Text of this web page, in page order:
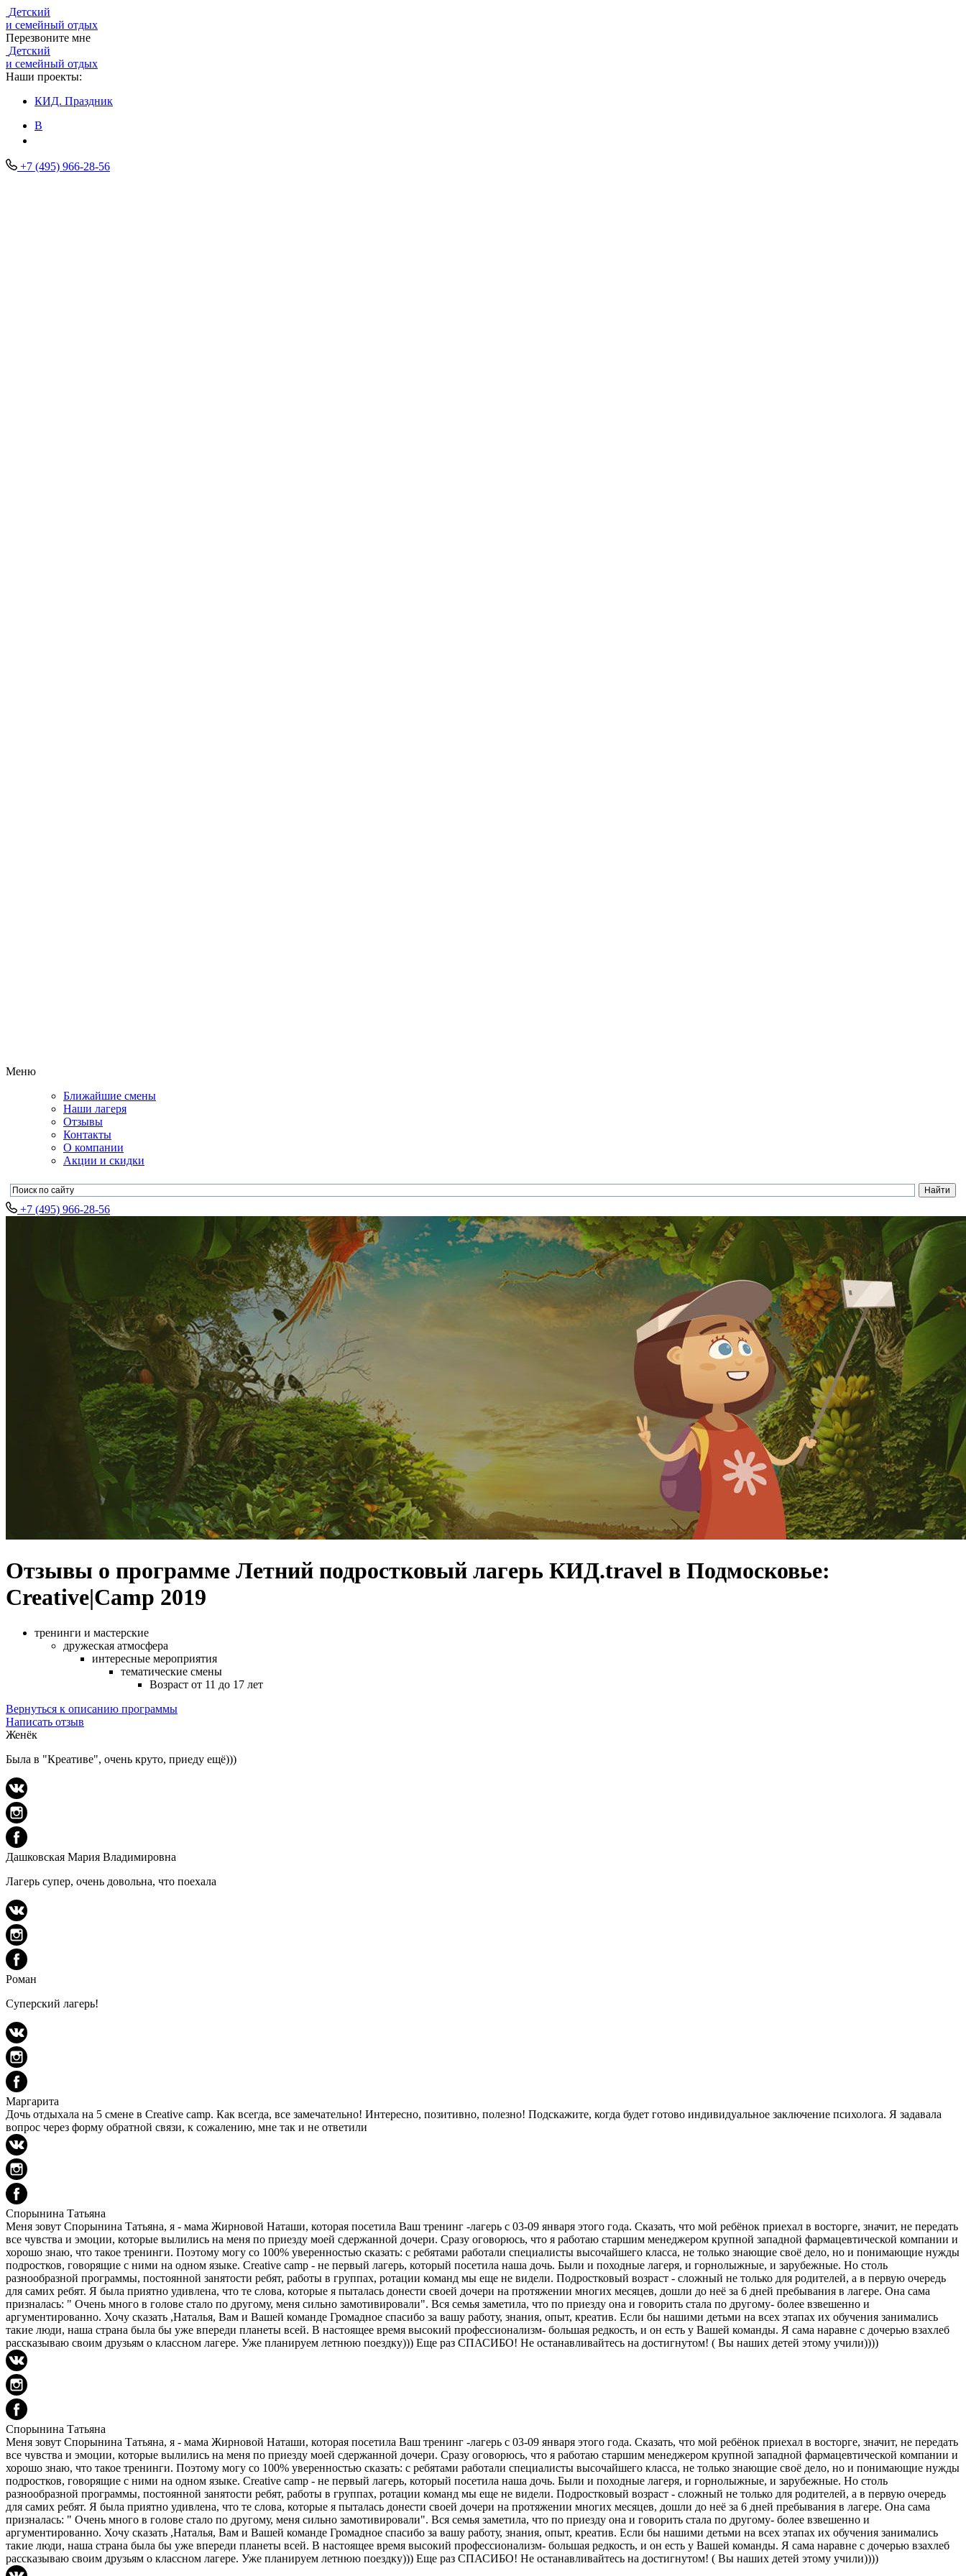
Детский
и семейный отдых
Перезвоните мне
Детский
и семейный отдых
Наши проекты:
КИД. Праздник
В
+7 (495) 966-28-56
Меню
Ближайшие смены
Наши лагеря
Отзывы
Контакты
О компании
Акции и скидки
+7 (495) 966-28-56
Отзывы о программе Летний подростковый лагерь КИД.travel в Подмосковье:
Creative|Camp 2019
тренинги и мастерские
дружеская атмосфера
интересные мероприятия
тематические смены
Возраст от 11 до 17 лет
Вернуться к описанию программы
Написать отзыв
Женёк
Была в "Креативе", очень круто, приеду ещё)))
Дашковская Мария Владимировна
Лагерь супер, очень довольна, что поехала
Роман
Суперский лагерь!
Маргарита
Дочь отдыхала на 5 смене в Сreative camp. Как всегда, все замечательно! Интересно, позитивно, полезно! Подскажите, когда будет готово индивидуальное заключение психолога. Я задавала
вопрос через форму обратной связи, к сожалению, мне так и не ответили
Спорынина Татьяна
Меня зовут Спорынина Татьяна, я - мама Жирновой Наташи, которая посетила Ваш тренинг -лагерь с 03-09 января этого года. Сказать, что мой ребёнок приехал в восторге, значит, не передать
все чувства и эмоции, которые вылились на меня по приезду моей сдержанной дочери. Сразу оговорюсь, что я работаю старшим менеджером крупной западной фармацевтической компании и
хорошо знаю, что такое тренинги. Поэтому могу со 100% уверенностью сказать: с ребятами работали специалисты высочайшего класса, не только знающие своё дело, но и понимающие нужды
подростков, говорящие с ними на одном языке. Creative camp - не первый лагерь, который посетила наша дочь. Были и походные лагеря, и горнолыжные, и зарубежные. Но столь
разнообразной программы, постоянной занятости ребят, работы в группах, ротации команд мы еще не видели. Подростковый возраст - сложный не только для родителей, а в первую очередь
для самих ребят. Я была приятно удивлена, что те слова, которые я пыталась донести своей дочери на протяжении многих месяцев, дошли до неё за 6 дней пребывания в лагере. Она сама
призналась: " Очень много в голове стало по другому, меня сильно замотивировали". Вся семья заметила, что по приезду она и говорить стала по другому- более взвешенно и
аргументированно. Хочу сказать ,Наталья, Вам и Вашей команде Громадное спасибо за вашу работу, знания, опыт, креатив. Если бы нашими детьми на всех этапах их обучения занимались
такие люди, наша страна была бы уже впереди планеты всей. В настоящее время высокий профессионализм- большая редкость, и он есть у Вашей команды. Я сама наравне с дочерью взахлеб
рассказываю своим друзьям о классном лагере. Уже планируем летнюю поездку))) Еще раз СПАСИБО! Не останавливайтесь на достигнутом! ( Вы наших детей этому учили))))
Спорынина Татьяна
Меня зовут Спорынина Татьяна, я - мама Жирновой Наташи, которая посетила Ваш тренинг -лагерь с 03-09 января этого года. Сказать, что мой ребёнок приехал в восторге, значит, не передать
все чувства и эмоции, которые вылились на меня по приезду моей сдержанной дочери. Сразу оговорюсь, что я работаю старшим менеджером крупной западной фармацевтической компании и
хорошо знаю, что такое тренинги. Поэтому могу со 100% уверенностью сказать: с ребятами работали специалисты высочайшего класса, не только знающие своё дело, но и понимающие нужды
подростков, говорящие с ними на одном языке. Creative camp - не первый лагерь, который посетила наша дочь. Были и походные лагеря, и горнолыжные, и зарубежные. Но столь
разнообразной программы, постоянной занятости ребят, работы в группах, ротации команд мы еще не видели. Подростковый возраст - сложный не только для родителей, а в первую очередь
для самих ребят. Я была приятно удивлена, что те слова, которые я пыталась донести своей дочери на протяжении многих месяцев, дошли до неё за 6 дней пребывания в лагере. Она сама
призналась: " Очень много в голове стало по другому, меня сильно замотивировали". Вся семья заметила, что по приезду она и говорить стала по другому- более взвешенно и
аргументированно. Хочу сказать ,Наталья, Вам и Вашей команде Громадное спасибо за вашу работу, знания, опыт, креатив. Если бы нашими детьми на всех этапах их обучения занимались
такие люди, наша страна была бы уже впереди планеты всей. В настоящее время высокий профессионализм- большая редкость, и он есть у Вашей команды. Я сама наравне с дочерью взахлеб
рассказываю своим друзьям о классном лагере. Уже планируем летнюю поездку))) Еще раз СПАСИБО! Не останавливайтесь на достигнутом! ( Вы наших детей этому учили))))